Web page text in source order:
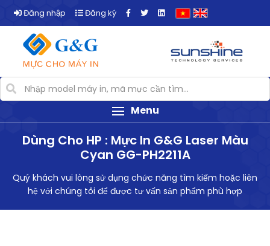
Đăng nhập Đăng ký
Menu
Dùng Cho HP : Mực In G&G Laser Màu
Cyan GG-PH2211A
Quý khách vui lòng sử dụng chức năng tìm kiếm hoặc liên
hệ với chúng tôi để được tư vấn sản phẩm phù hợp